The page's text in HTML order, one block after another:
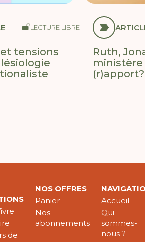
LECTURE LIBRE
tensions
Ruth,
ministère
(r)apport?
de
NOS OFFRES
Panier
Nos
abonnements
Accueil
Qui
sommes-
nous ?